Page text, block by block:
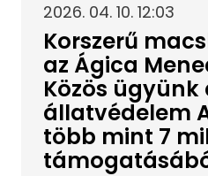
2026. 04. 10. 12:03
Korszerű
az Ágica
Közös ügyünk
állatvédelem
több mint 7